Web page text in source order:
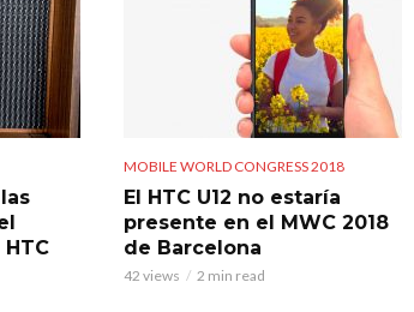
MOBILE WORLD CONGRESS 2018
El HTC U12 no estaría
presente en el MWC 2018
de Barcelona
42 views 2 min read